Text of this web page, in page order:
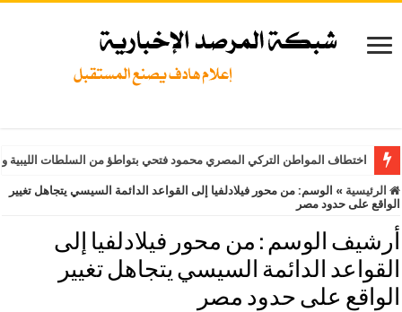
اختطاف المواطن التركي المصري محمود فتحي بتواطؤ من السلطات
الرئيسية » الوسم: من محور فيلادلفيا إلى القواعد الدائمة السيسي يتجاهل تغيير
الواقع على حدود مصر
أرشيف الوسم : من محور فيلادلفيا إلى
القواعد الدائمة السيسي يتجاهل تغيير
الواقع على حدود مصر